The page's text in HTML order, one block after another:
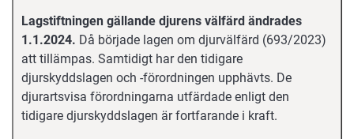
Lagstiftningen gällande djurens välfärd ändrades
1.1.2024. Då började lagen om djurvälfärd (693/2023)
att tillämpas. Samtidigt har den tidigare
djurskyddslagen och -förordningen upphävts. De
djurartsvisa förordningarna utfärdade enligt den
tidigare djurskyddslagen är fortfarande i kraft.